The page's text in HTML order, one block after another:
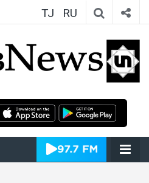
TJ RU
ИмрӯзNews